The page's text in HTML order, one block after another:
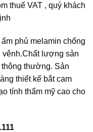
thuế VAT , quý khách
phủ melamin chống
vênh.Chất lượng sản
thường. Sản
thiết kế bắt cam
tính thẩm mỹ cao cho